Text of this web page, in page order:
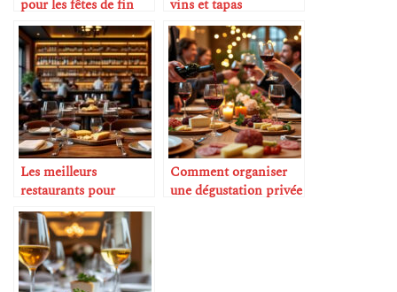
pour les fêtes de fin
d’année
vins et tapas
Les meilleurs
restaurants pour
amateurs de vin
Comment organiser
une dégustation privée